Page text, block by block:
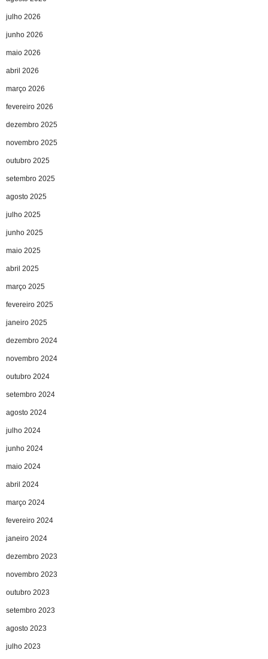
julho 2026
junho 2026
maio 2026
abril 2026
março 2026
fevereiro 2026
dezembro 2025
novembro 2025
outubro 2025
setembro 2025
agosto 2025
julho 2025
junho 2025
maio 2025
abril 2025
março 2025
fevereiro 2025
janeiro 2025
dezembro 2024
novembro 2024
outubro 2024
setembro 2024
agosto 2024
julho 2024
junho 2024
maio 2024
abril 2024
março 2024
fevereiro 2024
janeiro 2024
dezembro 2023
novembro 2023
outubro 2023
setembro 2023
agosto 2023
julho 2023